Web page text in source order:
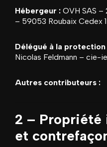
Hébergeur : OVH SAS –
– 59053 Roubaix Cedex
Délégué à la protection
Nicolas Feldmann – cie-
Autres contributeurs :
2 –
et